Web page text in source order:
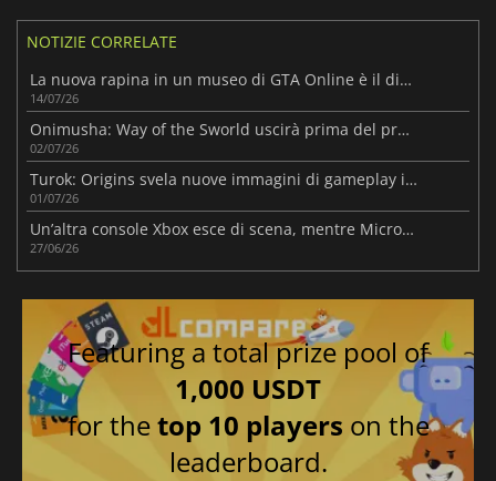
NOTIZIE CORRELATE
La nuova rapina in un museo di GTA Online è il diversivo perfetto in attesa di GTA 6
14/07/26
Onimusha: Way of the Sworld uscirà prima del previsto
02/07/26
Turok: Origins svela nuove immagini di gameplay in vista dell'uscita in autunno
01/07/26
Un’altra console Xbox esce di scena, mentre Microsoft aumenta i prezzi della Serie quest’estate
27/06/26
Featuring a total prize pool of
1,000 USDT
for thetop 10 players on the
leaderboard.